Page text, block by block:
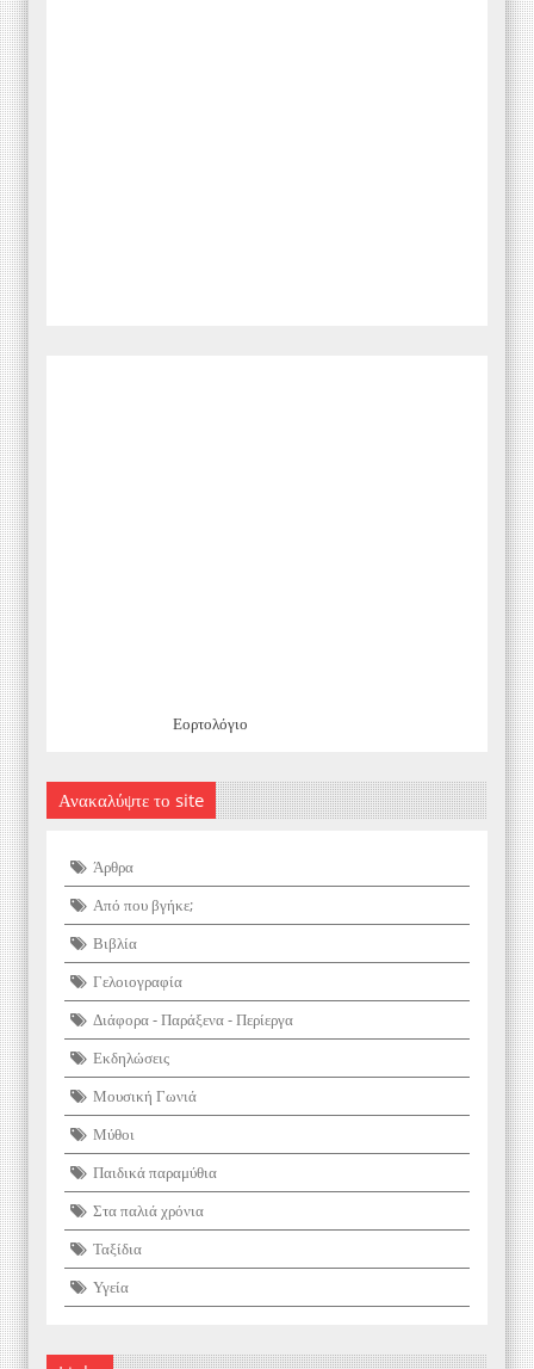
Εορτολόγιο
Ανακαλύψτε το site
Άρθρα
Από που βγήκε;
Βιβλία
Γελοιογραφία
Διάφορα - Παράξενα - Περίεργα
Εκδηλώσεις
Μουσική Γωνιά
Μύθοι
Παιδικά παραμύθια
Στα παλιά χρόνια
Ταξίδια
Υγεία